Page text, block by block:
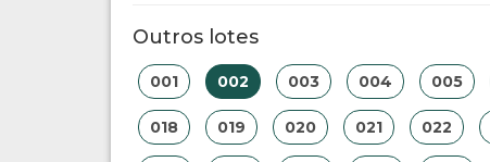
Outros lotes
001 002 003 004 005
018 019 020 021 022